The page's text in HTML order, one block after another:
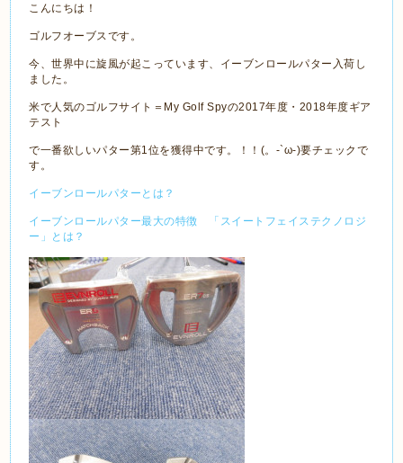
こんにちは！
ゴルフオーブスです。
今、世界中に旋風が起こっています、イーブンロールパター入荷し
ました。
米で人気のゴルフサイト＝My Golf Spyの2017年度・2018年度ギア
テスト
で一番欲しいパター第1位を獲得中です。！！(。-`ω-)要チェックで
す。
イーブンロールパターとは？
イーブンロールパター最大の特徴 「スイートフェイステクノロジ
ー」とは？